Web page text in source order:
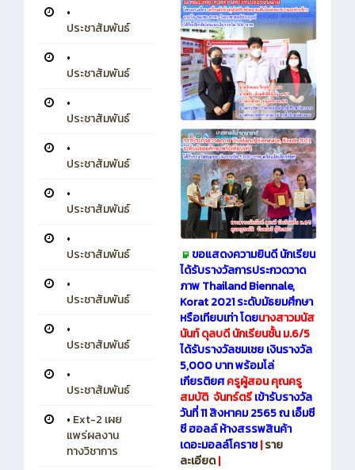
•
ประชาสัมพันธ์
•
ประชาสัมพันธ์
•
ประชาสัมพันธ์
•
ประชาสัมพันธ์
•
ประชาสัมพันธ์
•
ประชาสัมพันธ์
•
ประชาสัมพันธ์
•
ประชาสัมพันธ์
•
ประชาสัมพันธ์
• Ext-2 เผย
แพร่ผลงาน
ทางวิชาการ
ขอแสดงความยินดี นักเรียน
ได้รับรางวัลการประกวดวาด
ภาพ Thailand Biennale,
Korat 2021 ระดับมัธยมศึกษา
หรือเทียบเท่า โดยนางสาวมนัส
นันท์ ดุลบดี นักเรียนชั้น ม.6/5
ได้รับรางวัลชมเชย เงินรางวัล
5,000 บาท พร้อมโล่
เกียรติยศครูผู้สอน คุณครู
สมบัติ จันทร์ตรีเข้ารับรางวัล
วันที่ 11 สิงหาคม 2565 ณ เอ็มซี
ซี ฮอลล์ ห้างสรรพสินค้า
เดอะมอลล์โคราช|ราย
ละเอียด|